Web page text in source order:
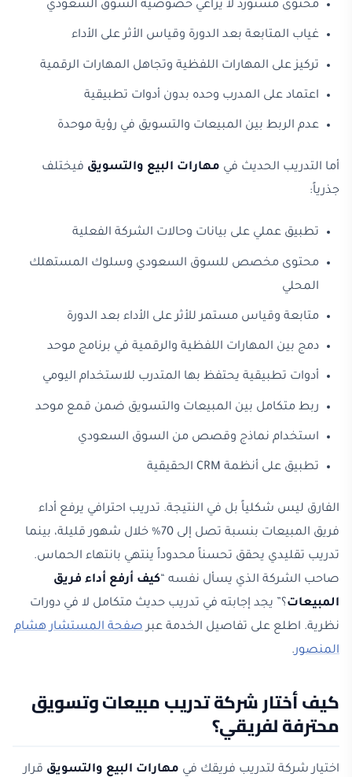
محتوى مستورد لا يراعي خصوصية السوق السعودي
غياب المتابعة بعد الدورة وقياس الأثر على الأداء
تركيز على المهارات اللفظية وتجاهل المهارات الرقمية
اعتماد على المدرب وحده بدون أدوات تطبيقية
عدم الربط بين المبيعات والتسويق في رؤية موحدة
أما التدريب الحديث في مهارات البيع والتسويق فيختلف
جذرياً:
تطبيق عملي على بيانات وحالات الشركة الفعلية
محتوى مخصص للسوق السعودي وسلوك المستهلك
المحلي
متابعة وقياس مستمر للأثر على الأداء بعد الدورة
دمج بين المهارات اللفظية والرقمية في برنامج موحد
أدوات تطبيقية يحتفظ بها المتدرب للاستخدام اليومي
ربط متكامل بين المبيعات والتسويق ضمن قمع موحد
استخدام نماذج وقصص من السوق السعودي
تطبيق على أنظمة CRM الحقيقية
الفارق ليس شكلياً بل في النتيجة. تدريب احترافي يرفع أداء
فريق المبيعات بنسبة تصل إلى 70% خلال شهور قليلة، بينما
تدريب تقليدي يحقق تحسناً محدوداً ينتهي بانتهاء الحماس.
صاحب الشركة الذي يسأل نفسه “كيف أرفع أداء فريق
المبيعات؟” يجد إجابته في تدريب حديث متكامل لا في دورات
نظرية. اطلع على تفاصيل الخدمة عبر صفحة المستشار هشام
المنصور.
كيف أختار شركة تدريب مبيعات وتسويق
محترفة لفريقي؟
اختيار شركة لتدريب فريقك في مهارات البيع والتسويق قرار